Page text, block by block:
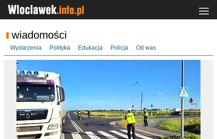
wiadomości
Wydarzenia Polityka Edukacja Policja Od was